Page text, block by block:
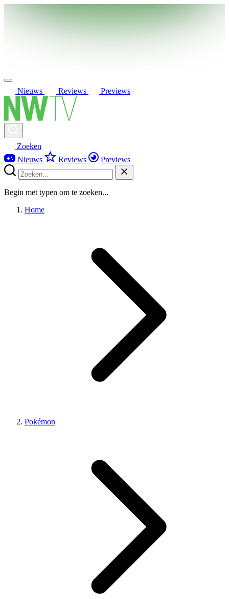
Nieuws Reviews Previews
Zoeken
Nieuws
Reviews Previews
Begin met typen om te zoeken...
Home
Pokémon